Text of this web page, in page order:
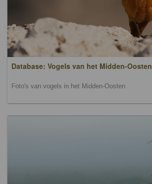
Database: Vogels van het Midden-Oosten
Foto's van vogels in het Midden-Oosten